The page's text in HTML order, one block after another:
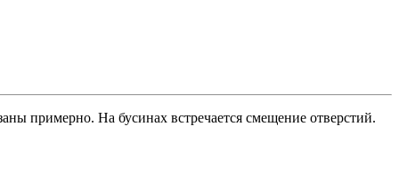
примерно. На бусинах встречается смещение отверстий.